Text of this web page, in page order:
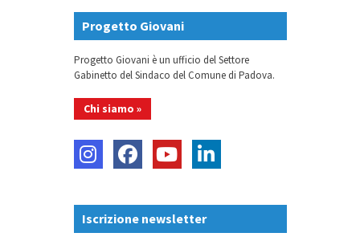
Progetto Giovani
Progetto Giovani è un ufficio del Settore
Gabinetto del Sindaco del Comune di Padova.
Chi siamo »
Iscrizione newsletter